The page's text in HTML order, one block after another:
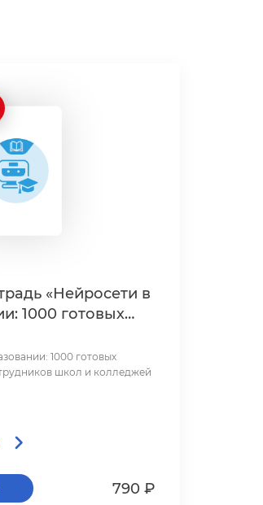
«Нейросети
1000 готовых
1000 готовых
школ и колледжей
790 ₽